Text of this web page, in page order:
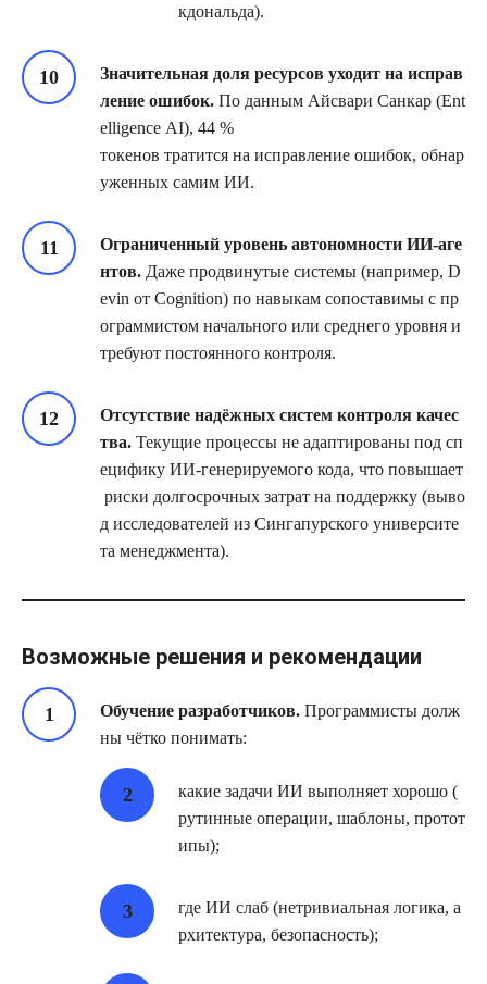
кдональда).
Значительная доля ресурсов уходит на исправ
ление ошибок. По данным Айсвари Санкар (Ent
elligence AI), 44 %
токенов тратится на исправление ошибок, обнар
уженных самим ИИ.
Ограниченный уровень автономности ИИ‑аге
нтов. Даже продвинутые системы (например, D
evin от Cognition) по навыкам сопоставимы с пр
ограммистом начального или среднего уровня и
требуют постоянного контроля.
Отсутствие надёжных систем контроля качес
тва. Текущие процессы не адаптированы под сп
ецифику ИИ‑генерируемого кода, что повышает
риски долгосрочных затрат на поддержку (выво
д исследователей из Сингапурского университе
та менеджмента).
Возможные решения и рекомендации
Обучение разработчиков. Программисты долж
ны чётко понимать:
какие задачи ИИ выполняет хорошо (
рутинные операции, шаблоны, протот
ипы);
где ИИ слаб (нетривиальная логика, а
рхитектура, безопасность);